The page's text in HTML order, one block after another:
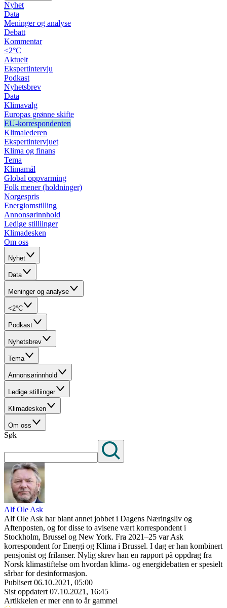
Nyhet
Data
Meninger og analyse
Debatt
Kommentar
<2°C
Aktuelt
Ekspertintervju
Podkast
Nyhetsbrev
Data
Klimavalg
Europas grønne skifte
EU-korrespondenten
Klimalederen
Ekspertintervjuet
Klima og finans
Tema
Klimamål
Global oppvarming
Folk mener (holdninger)
Norgespris
Energiomstilling
Annonsørinnhold
Ledige stilliinger
Klimadesken
Om oss
Nyhet
Data
Meninger og analyse
<2°C
Podkast
Nyhetsbrev
Tema
Annonsørinnhold
Ledige stilliinger
Klimadesken
Om oss
Søk
Alf Ole Ask
Alf Ole Ask har blant annet jobbet i Dagens Næringsliv og
Aftenposten, og for disse to avisene vært korrespondent i
Stockholm, Brussel og New York. Fra 2021–25 var Ask
korrespondent for Energi og Klima i Brussel. I dag er han kombinert
pensjonist og frilanser. Nylig skrev han en rapport på oppdrag fra
Norsk klimastiftelse om hvordan klima- og energidebatten er spesielt
sårbar for desinformasjon.
Publisert 06.10.2021, 05:00
Sist oppdatert 07.10.2021, 16:45
Artikkelen er mer enn to år gammel